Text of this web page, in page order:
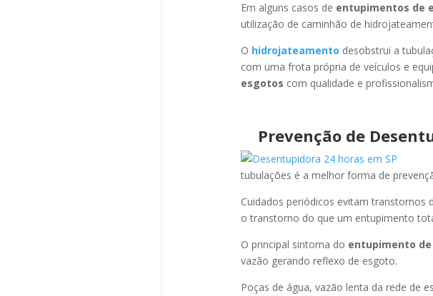
Em alguns casos de entupimentos de
utilização de caminhão de
O hidrojateamento desobstrui a
com uma frota própria de veículos e
esgotos com qualidade e
Prevenção de
tubulações é a melhor forma de
Cuidados periódicos evitam transtornos
o transtorno do que um entupimento
O principal sintoma do entupimento
vazão gerando reflexo de esgoto.
Poças de água, vazão lenta da rede de